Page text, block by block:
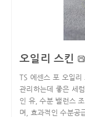
오일리 스킨
TS 에센스 포 오일리
관리하는데 좋은 세
인 유, 수분 밸런스
며, 효과적인 수분공